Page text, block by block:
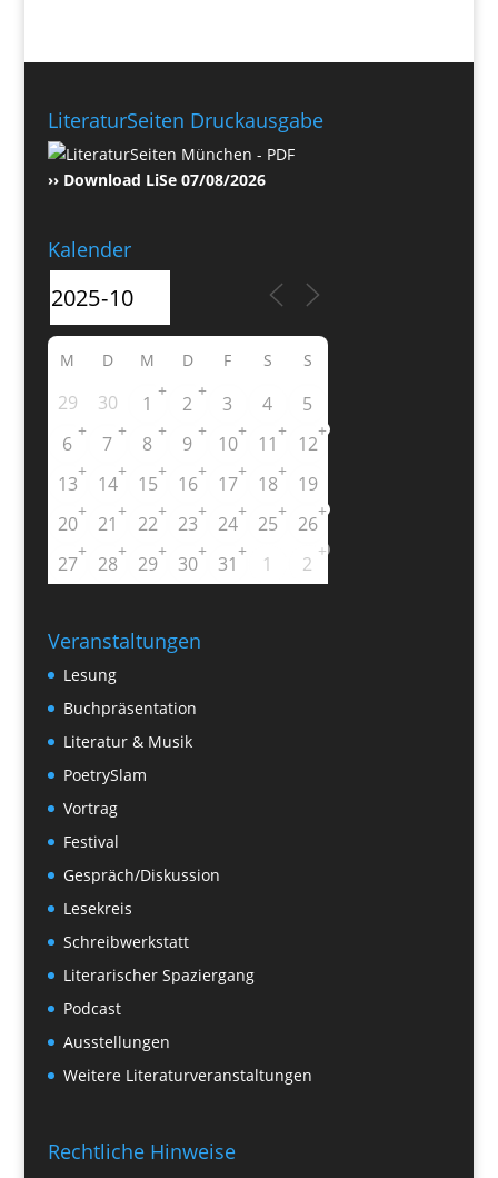
LiteraturSeiten Druckausgabe
›› Download LiSe 07/08/2026
Kalender
M D M D F S S
29 30 1
+
2
+
3 4
5
6
+
7
+
8
+
9
+
10
+
11
+
12
+
13
+
14
+
15
+
16
+
17
+
18
+
19
20
+
21
+
22
+
23
+
24
+
25
+
26
+
27
+
28
+
29
+
30
+
31
+
1 2
+
Veranstaltungen
Lesung
Buchpräsentation
Literatur & Musik
PoetrySlam
Vortrag
Festival
Gespräch/Diskussion
Lesekreis
Schreibwerkstatt
Literarischer Spaziergang
Podcast
Ausstellungen
Weitere Literaturveranstaltungen
Rechtliche Hinweise